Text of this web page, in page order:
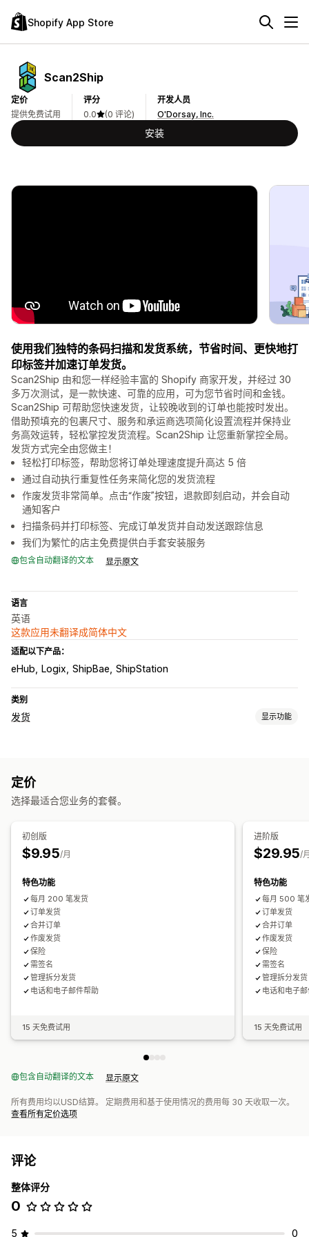
Shopify App Store
Scan2Ship
定价
提供免费试用
评分
0.0
(0 评论)
开发人员
O'Dorsay, Inc.
安装
使用我们独特的条码扫描和发货系统，节省时间、更快地打
印标签并加速订单发货。
Scan2Ship 由和您一样经验丰富的 Shopify 商家开发，并经过 30
多万次测试，是一款快速、可靠的应用，可为您节省时间和金钱。
Scan2Ship 可帮助您快速发货，让较晚收到的订单也能按时发出。
借助预填充的包裹尺寸、服务和承运商选项简化设置流程并保持业
务高效运转，轻松掌控发货流程。Scan2Ship 让您重新掌控全局。
发货方式完全由您做主！
轻松打印标签，帮助您将订单处理速度提升高达 5 倍
通过自动执行重复性任务来简化您的发货流程
作废发货非常简单。点击“作废”按钮，退款即刻启动，并会自动
通知客户
扫描条码并打印标签、完成订单发货并自动发送跟踪信息
我们为繁忙的店主免费提供白手套安装服务
包含自动翻译的文本 显示原文
语言
英语
这款应用未翻译成简体中文
适配以下产品：
eHub Logix ShipBae ShipStation
类别
发货 显示功能
承运商选择
定价
选择最适合您业务的套餐。
初创版
$9.95/月
特色功能
每月 200 笔发货
订单发货
合并订单
作废发货
保险
需签名
管理拆分发货
电话和电子邮件帮助
15 天免费试用
进阶版
$29.95/
特色功能
每月 500 笔
订单发货
合并订单
作废发货
保险
需签名
管理拆分发货
电话和电子
15 天免费试用
包含自动翻译的文本 显示原文
所有费用均以USD结算。 定期费用和基于使用情况的费用每 30 天收取一次。
查看所有定价选项
评论
整体评分
0
5 0